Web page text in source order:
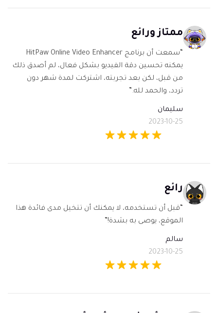
ممتاز ورائع
“سمعت أن برنامج HitPaw Online Video Enhancer
يمكنه تحسين دقة الفيديو بشكل فعال، لم أصدق ذلك
من قبل، لكن بعد تجربته، اشتركت لمدة شهر دون
تردد، والحمد لله.”
سليمان
2023-10-25
رائع
“قبل أن تستخدمه، لا يمكنك أن تتخيل مدى فائدة هذا
الموقع، يوصى به بشدة!”
سالم
2023-10-25